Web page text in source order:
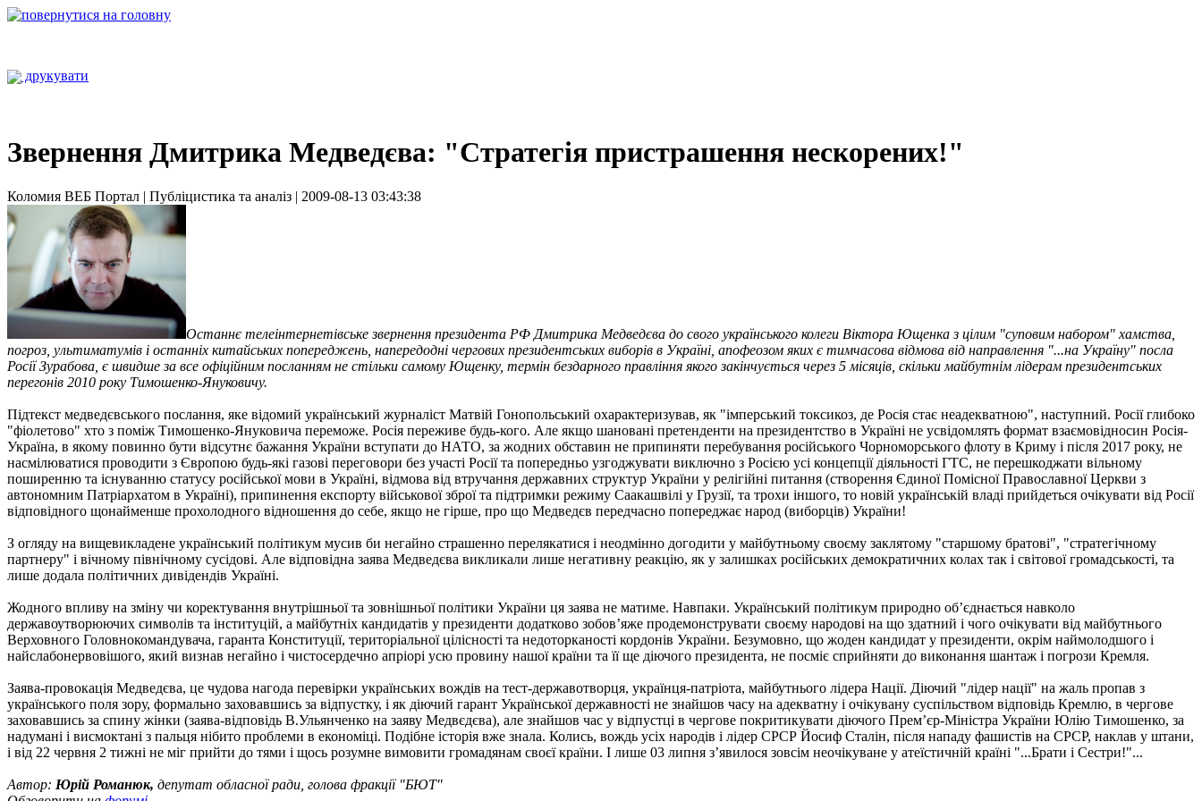
друкувати
Звернення Дмитрика Медведєва: "Стратегія пристрашення нескорених!"
Коломия ВЕБ Портал | Публіцистика та аналіз | 2009-08-13 03:43:38
Останнє телеінтернетівське звернення президента РФ Дмитрика Медведєва до свого українського колеги Віктора Ющенка з цілим "суповим набором" хамства,
погроз, ультиматумів і останніх китайських попереджень, напередодні чергових президентських виборів в Україні, апофеозом яких є тимчасова відмова від направлення "...на Україну" посла
Росії Зурабова, є швидше за все офіційним посланням не стільки самому Ющенку, термін бездарного правління якого закінчується через 5 місяців, скільки майбутнім лідерам президентських
перегонів 2010 року Тимошенко-Януковичу.
Підтекст медведєвського послання, яке відомий український журналіст Матвій Гонопольський охарактеризував, як "імперський токсикоз, де Росія стає неадекватною", наступний. Росії глибоко
"фіолетово" хто з поміж Тимошенко-Януковича переможе. Росія переживе будь-кого. Але якщо шановані претенденти на президентство в Україні не усвідомлять формат взаємовідносин Росія-
Україна, в якому повинно бути відсутнє бажання України вступати до НАТО, за жодних обставин не припиняти перебування російського Чорноморського флоту в Криму і після 2017 року, не
насмілюватися проводити з Європою будь-які газові переговори без участі Росії та попередньо узгоджувати виключно з Росією усі концепції діяльності ГТС, не перешкоджати вільному
поширенню та існуванню статусу російської мови в Україні, відмова від втручання державних структур України у релігійні питання (створення Єдиної Помісної Православної Церкви з
автономним Патріархатом в Україні), припинення експорту військової зброї та підтримки режиму Саакашвілі у Грузії, та трохи іншого, то новій українській владі прийдеться очікувати від Росії
відповідного щонайменше прохолодного відношення до себе, якщо не гірше, про що Медведєв передчасно попереджає народ (виборців) України!
З огляду на вищевикладене український політикум мусив би негайно страшенно перелякатися і неодмінно догодити у майбутньому своєму заклятому "старшому братові", "стратегічному
партнеру" і вічному північному сусідові. Але відповідна заява Медведєва викликали лише негативну реакцію, як у залишках російських демократичних колах так і світової громадськості, та
лише додала політичних дивідендів Україні.
Жодного впливу на зміну чи коректування внутрішньої та зовнішньої політики України ця заява не матиме. Навпаки. Український політикум природно об’єднається навколо
державоутворюючих символів та інституцій, а майбутніх кандидатів у президенти додатково зобов’яже продемонструвати своєму народові на що здатний і чого очікувати від майбутнього
Верховного Головнокомандувача, гаранта Конституції, територіальної цілісності та недоторканості кордонів України. Безумовно, що жоден кандидат у президенти, окрім наймолодшого і
найслабонервовішого, який визнав негайно і чистосердечно апріорі усю провину нашої країни та її ще діючого президента, не посміє сприйняти до виконання шантаж і погрози Кремля.
Заява-провокація Медведєва, це чудова нагода перевірки українських вождів на тест-державотворця, українця-патріота, майбутнього лідера Нації. Діючий "лідер нації" на жаль пропав з
українського поля зору, формально заховавшись за відпустку, і як діючий гарант Української державності не знайшов часу на адекватну і очікувану суспільством відповідь Кремлю, в чергове
заховавшись за спину жінки (заява-відповідь В.Ульянченко на заяву Медвєдєва), але знайшов час у відпустці в чергове покритикувати діючого Прем’єр-Міністра України Юлію Тимошенко, за
надумані і висмоктані з пальця нібито проблеми в економіці. Подібне історія вже знала. Колись, вождь усіх народів і лідер СРСР Йосиф Сталін, після нападу фашистів на СРСР, наклав у штани,
і від 22 червня 2 тижні не міг прийти до тями і щось розумне вимовити громадянам своєї країни. І лише 03 липня з’явилося зовсім неочікуване у атеїстичній країні "...Брати і Сестри!"...
Автор: Юрій Романюк, депутат обласної ради, голова фракції "БЮТ"